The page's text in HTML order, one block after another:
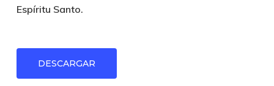
Espíritu Santo.
DESCARGAR